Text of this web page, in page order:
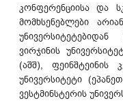
კონფერენციისა და
მომხსენებლები
ვირჯინის
(აშშ), ფეინშტეინის
უნივერსიტეტი
ვესტმინსტერის